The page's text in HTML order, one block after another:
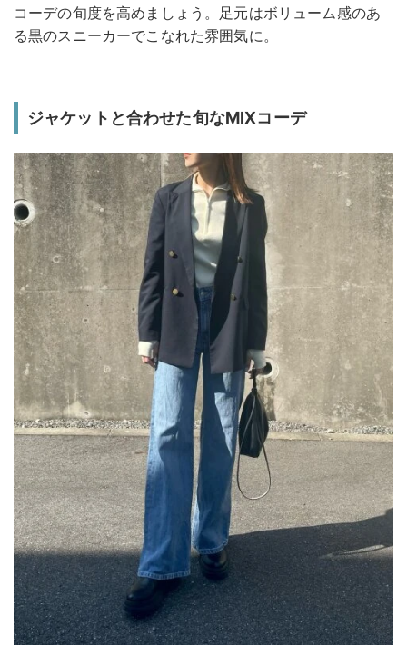
コーデの旬度を高めましょう。足元はボリューム感のあ
る黒のスニーカーでこなれた雰囲気に。
ジャケットと合わせた旬なMIXコーデ